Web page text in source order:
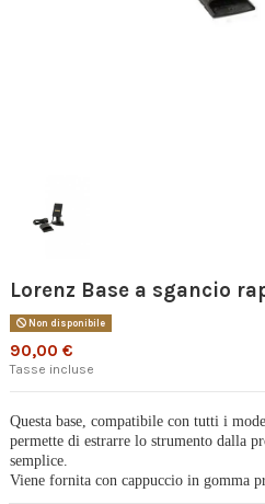
Lorenz Base a sgancio
Non disponibile
90,00 €
Tasse incluse
Questa base, compatibile con tutti i
permette di estrarre lo strumento dalla
semplice.
Viene fornita con cappuccio in gomma